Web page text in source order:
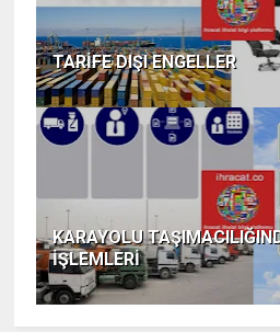
TARİFE DIŞI ENGELLER
KARAYOLU
İŞLEMLERİ